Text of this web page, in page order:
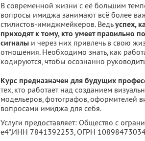
В современной жизни с её большим
вопросы имиджа занимают всё более
стилистов-имиджмейкеров. Ведьуспех,
приходят к тому, кто умеет правильно
сигналы и через них привлечь в свою
отношения. Необходимо знать, как
кодируются, чтобы осознанно
Курс предназначен для будущих
тех, кто работает над созданием
модельеров, фотографов, оформителей
вопросами имиджа для себя.
Услуги предоставляет: Общество с
е4",ИНН 7841392253, ОГРН